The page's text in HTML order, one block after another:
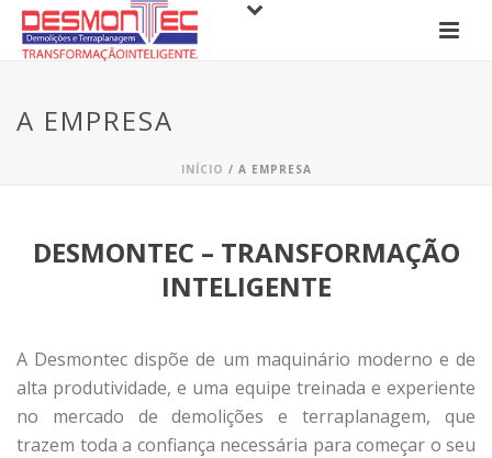
A EMPRESA
INÍCIO / A EMPRESA
DESMONTEC – TRANSFORMAÇÃO
INTELIGENTE
A Desmontec dispõe de um maquinário moderno e de
alta produtividade, e uma equipe treinada e experiente
no mercado de demolições e terraplanagem, que
trazem toda a confiança necessária para começar o seu